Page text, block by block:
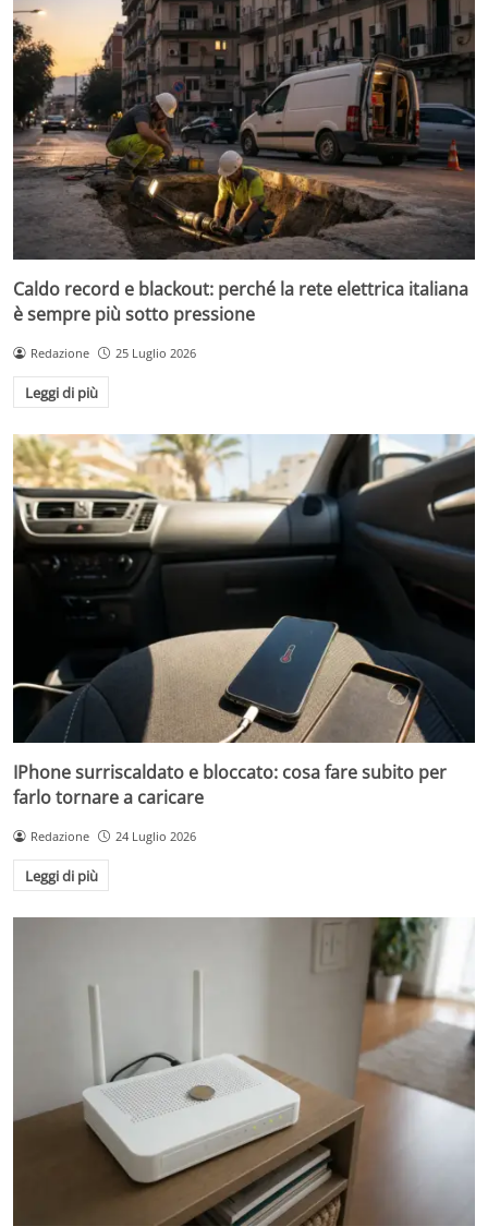
Caldo record e blackout: perché la rete elettrica italiana
è sempre più sotto pressione
Redazione 25 Luglio 2026
Leggi di più
IPhone surriscaldato e bloccato: cosa fare subito per
farlo tornare a caricare
Redazione 24 Luglio 2026
Leggi di più